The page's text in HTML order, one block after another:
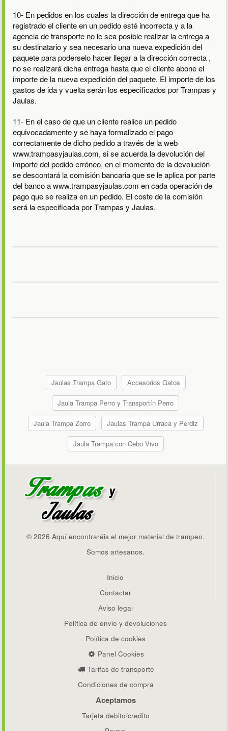
10- En pedidos en los cuales la dirección de entrega que ha
registrado el cliente en un pedido esté incorrecta y a la
agencia de transporte no le sea posible realizar la entrega a
su destinatario y sea necesario una nueva expedición del
paquete para poderselo hacer llegar a la dirección correcta ,
no se realizará dicha entrega hasta que el cliente abone el
importe de la nueva expedición del paquete. El importe de los
gastos de ida y vuelta serán los especificados por Trampas y
Jaulas.
11- En el caso de que un cliente realice un pedido
equivocadamente y se haya formalizado el pago
correctamente de dicho pedido a través de la web
www.trampasyjaulas.com, si se acuerda la devolución del
importe del pedido erróneo, en el momento de la devolución
se descontará la comisión bancaria que se le aplica por parte
del banco a www.trampasyjaulas.com en cada operación de
pago que se realiza en un pedido. El coste de la comisión
será la especificada por Trampas y Jaulas.
Jaulas Trampa Gato Accesorios Gatos
Jaula Trampa Perro y Transportín Perro
Jaula Trampa Zorro Jaulas Trampa Urraca y Perdiz
Jaula Trampa con Cebo Vivo
© 2026 Aquí encontraréis el mejor material de trampeo.
Somos artesanos.
Inicio
Contactar
Aviso legal
Política de envio y devoluciones
Política de cookies
Panel Cookies
Tarifas de transporte
Condiciones de compra
Aceptamos
Tarjeta debito/credito